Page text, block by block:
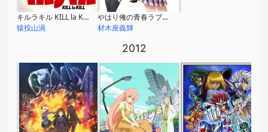
キルラキル KILL la KILL
猿投山渦
やはり俺の青春ラブコメはまちがっている。
材木座義輝
2012